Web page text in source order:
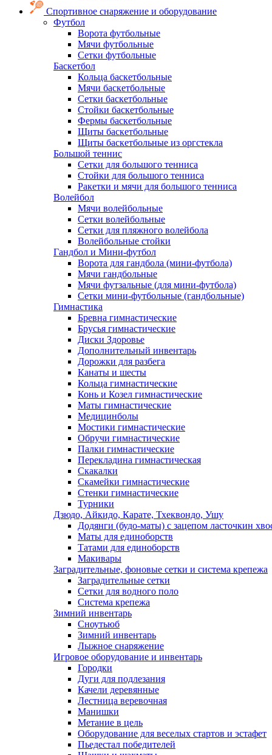
Спортивное снаряжение и оборудование
Футбол
Ворота футбольные
Мячи футбольные
Сетки футбольные
Баскетбол
Кольца баскетбольные
Мячи баскетбольные
Сетки баскетбольные
Стойки баскетбольные
Фермы баскетбольные
Щиты баскетбольные
Щиты баскетбольные из оргстекла
Большой теннис
Сетки для большого тенниса
Стойки для большого тенниса
Ракетки и мячи для большого тенниса
Волейбол
Мячи волейбольные
Сетки волейбольные
Сетки для пляжного волейбола
Волейбольные стойки
Гандбол и Мини-футбол
Ворота для гандбола (мини-футбола)
Мячи гандбольные
Мячи футзальные (для мини-футбола)
Сетки мини-футбольные (гандбольные)
Гимнастика
Бревна гимнастические
Брусья гимнастические
Диски Здоровье
Дополнительный инвентарь
Дорожки для разбега
Канаты и шесты
Кольца гимнастические
Конь и Козел гимнастические
Маты гимнастические
Медицинболы
Мостики гимнастические
Обручи гимнастические
Палки гимнастические
Перекладина гимнастическая
Скакалки
Скамейки гимнастические
Стенки гимнастические
Турники
Дзюдо, Айкидо, Карате, Тхеквондо, Ушу
Додянги (будо-маты) с зацепом ласточкин
Маты для единоборств
Татами для единоборств
Макивары
Заградительные, фоновые сетки и система крепежа
Заградительные сетки
Сетки для водного поло
Система крепежа
Зимний инвентарь
Сноутьюб
Зимний инвентарь
Лыжное снаряжение
Игровое оборудование и инвентарь
Городки
Дуги для подлезания
Качели деревянные
Лестница веревочная
Манишки
Метание в цель
Оборудование для веселых стартов и эстафет
Пьедестал победителей